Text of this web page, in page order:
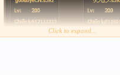
Click to expand...